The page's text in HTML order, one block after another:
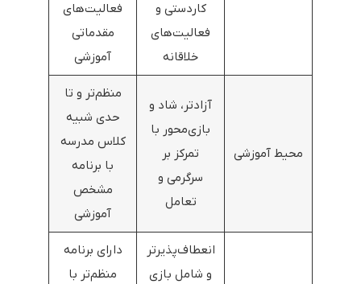
کاردستی و
فعالیت‌های
خلاقانه
فعالیت‌های
مقدماتی
آموزشی
محیط آموزشی
آزادتر، شاد و
بازی‌محور با
تمرکز بر
سرگرمی و
تعامل
منظم‌تر و تا
حدی شبیه
کلاس مدرسه
با برنامه
مشخص
آموزشی
انعطاف‌پذیرتر
و شامل بازی
دارای برنامه
منظم‌تر با